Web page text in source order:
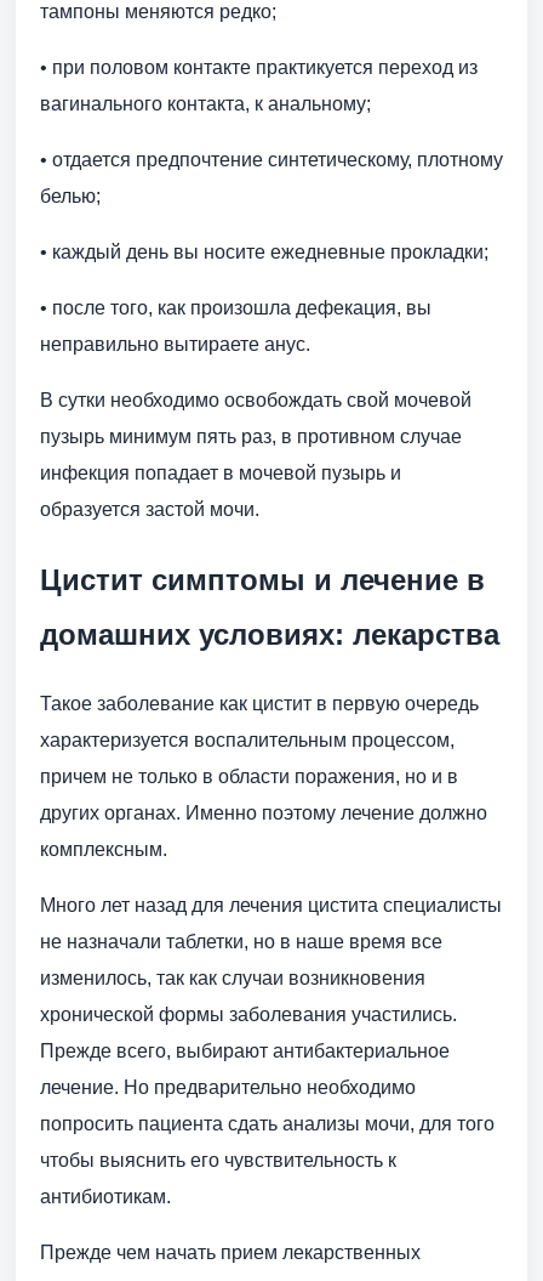
тампоны меняются редко;
• при половом контакте практикуется переход из
вагинального контакта, к анальному;
• отдается предпочтение синтетическому, плотному
белью;
• каждый день вы носите ежедневные прокладки;
• после того, как произошла дефекация, вы
неправильно вытираете анус.
В сутки необходимо освобождать свой мочевой
пузырь минимум пять раз, в противном случае
инфекция попадает в мочевой пузырь и
образуется застой мочи.
Цистит симптомы и лечение в
домашних условиях: лекарства
Такое заболевание как цистит в первую очередь
характеризуется воспалительным процессом,
причем не только в области поражения, но и в
других органах. Именно поэтому лечение должно
комплексным.
Много лет назад для лечения цистита специалисты
не назначали таблетки, но в наше время все
изменилось, так как случаи возникновения
хронической формы заболевания участились.
Прежде всего, выбирают антибактериальное
лечение. Но предварительно необходимо
попросить пациента сдать анализы мочи, для того
чтобы выяснить его чувствительность к
антибиотикам.
Прежде чем начать прием лекарственных